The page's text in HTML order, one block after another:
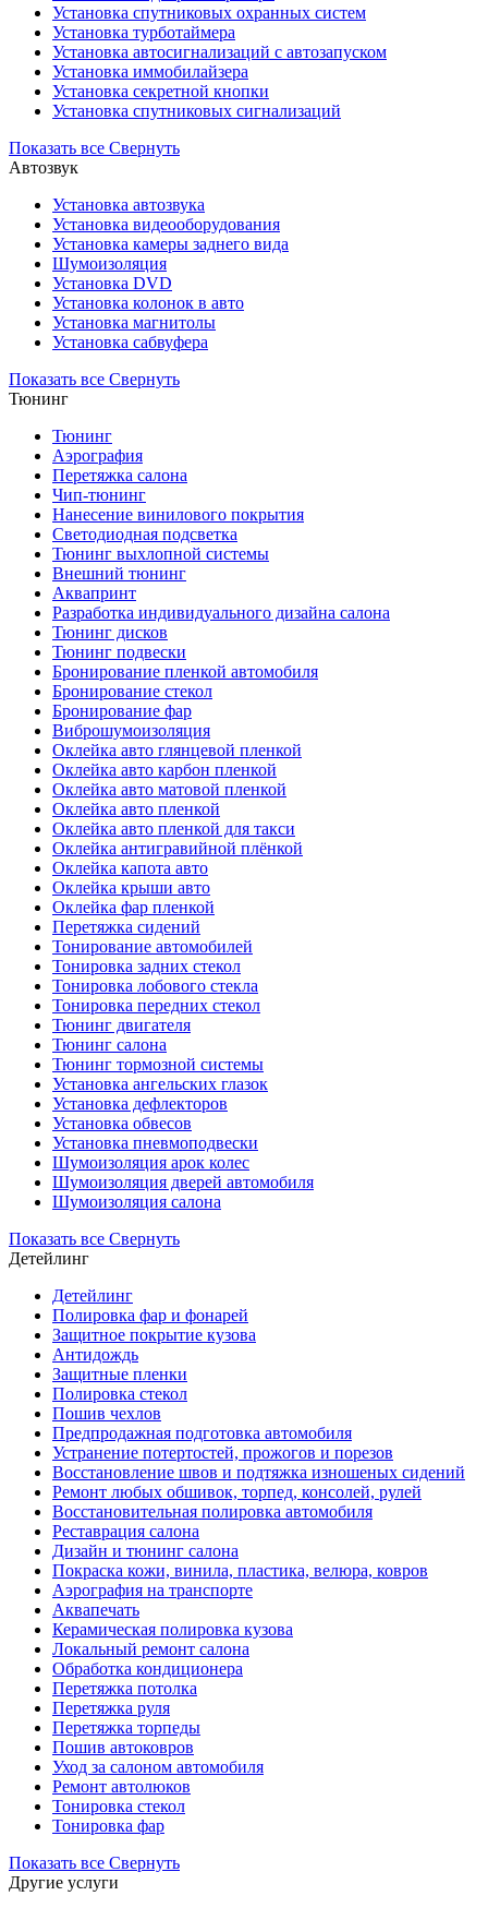
Установка cпутниковых охранных систем
Установка турботаймера
Установка автосигнализаций с автозапуском
Установка иммобилайзера
Установка секретной кнопки
Установка спутниковых сигнализаций
Показать все Свернуть
Автозвук
Установка автозвука
Установка видеооборудования
Установка камеры заднего вида
Шумоизоляция
Установка DVD
Установка колонок в авто
Установка магнитолы
Установка сабвуфера
Показать все Свернуть
Тюнинг
Тюнинг
Аэрография
Перетяжка салона
Чип-тюнинг
Нанесение винилового покрытия
Светодиодная подсветка
Тюнинг выхлопной системы
Внешний тюнинг
Аквапринт
Разработка индивидуального дизайна салона
Тюнинг дисков
Тюнинг подвески
Бронирование пленкой автомобиля
Бронирование стекол
Бронирование фар
Виброшумоизоляция
Оклейка авто глянцевой пленкой
Оклейка авто карбон пленкой
Оклейка авто матовой пленкой
Оклейка авто пленкой
Оклейка авто пленкой для такси
Оклейка антигравийной плёнкой
Оклейка капота авто
Оклейка крыши авто
Оклейка фар пленкой
Перетяжка сидений
Тонирование автомобилей
Тонировка задних стекол
Тонировка лобового стекла
Тонировка передних стекол
Тюнинг двигателя
Тюнинг салона
Тюнинг тормозной системы
Установка ангельских глазок
Установка дефлекторов
Установка обвесов
Установка пневмоподвески
Шумоизоляция арок колес
Шумоизоляция дверей автомобиля
Шумоизоляция салона
Показать все Свернуть
Детейлинг
Детейлинг
Полировка фар и фонарей
Защитное покрытие кузова
Антидождь
Защитные пленки
Полировка стекол
Пошив чехлов
Предпродажная подготовка автомобиля
Устранение потертостей, прожогов и порезов
Восстановление швов и подтяжка изношеных сидений
Ремонт любых обшивок, торпед, консолей, рулей
Восстановительная полировка автомобиля
Реставрация салона
Дизайн и тюнинг салона
Покраска кожи, винила, пластика, велюра, ковров
Аэрография на транспорте
Аквапечать
Керамическая полировка кузова
Локальный ремонт салона
Обработка кондиционера
Перетяжка потолка
Перетяжка руля
Перетяжка торпеды
Пошив автоковров
Уход за салоном автомобиля
Ремонт автолюков
Тонировка стекол
Тонировка фар
Показать все Свернуть
Другие услуги